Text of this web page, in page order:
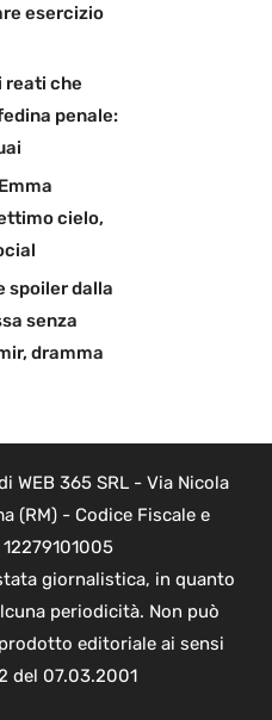
esercizio
reati che
penale:
cielo,
spoiler dalla
senza
dramma
WEB 365 SRL - Via Nicola
(RM) - Codice Fiscale e
giornalistica, in quanto
periodicità. Non può
editoriale ai sensi
del 07.03.2001